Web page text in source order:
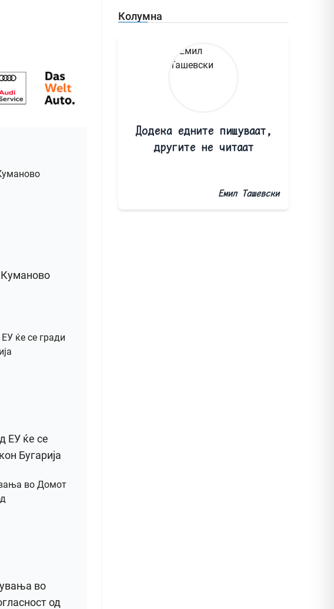
Куманово
ЕУ ќе се
Бугарија
во
од
Колумна
Додека едните пишуваат,
другите не читаат
Емил Ташевски